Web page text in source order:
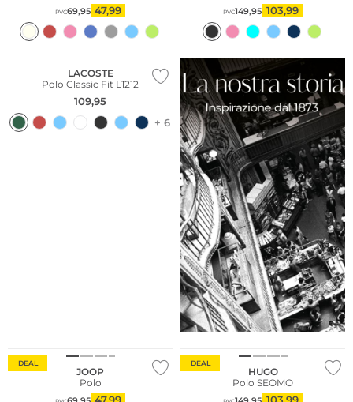
PVC69,95 47,99 PVC149,95 103,99
LACOSTE
Polo Classic Fit L1212
109,95
+ 6
DEAL
JOOP
Polo
DEAL
Consiglio di moda
HUGO
Polo SEOMO